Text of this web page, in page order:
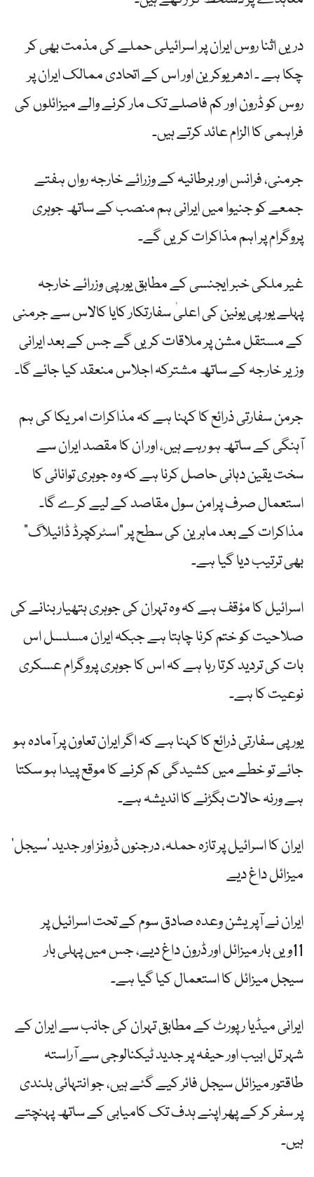
دریں اثنا روس ایران پر اسرائیلی حملے کی مذمت بھی کر
چکا ہے ۔ ادھر یوکرین اور اس کے اتحادی ممالک ایران پر
روس کو ڈرون اور کم فاصلے تک مار کرنے والے میزائلوں کی
فراہمی کا الزام عائد کرتے ہیں۔
جرمنی، فرانس اور برطانیہ کے وزرائے خارجہ رواں ہفتے
جمعے کو جنیوا میں ایرانی ہم منصب کے ساتھ جوہری
پروگرام پر اہم مذاکرات کریں گے۔
غیر ملکی خبر ایجنسی کے مطابق یورپی وزرائے خارجہ
پہلے یورپی یونین کی اعلیٰ سفارتکار کایا کالاس سے جرمنی
کے مستقل مشن پر ملاقات کریں گے جس کے بعد ایرانی
وزیر خارجہ کے ساتھ مشترکہ اجلاس منعقد کیا جائے گا۔
جرمن سفارتی ذرائع کا کہنا ہے کہ مذاکرات امریکا کی ہم
آہنگی کے ساتھ ہو رہے ہیں، اور ان کا مقصد ایران سے
سخت یقین دہانی حاصل کرنا ہے کہ وہ جوہری توانائی کا
استعمال صرف پرامن سول مقاصد کے لیے کرے گا۔
مذاکرات کے بعد ماہرین کی سطح پر “اسٹرکچرڈ ڈائیلاگ”
بھی ترتیب دیا گیا ہے۔
اسرائیل کا مؤقف ہے کہ وہ تہران کی جوہری ہتھیار بنانے کی
صلاحیت کو ختم کرنا چاہتا ہے جبکہ ایران مسلسل اس
بات کی تردید کرتا رہا ہے کہ اس کا جوہری پروگرام عسکری
نوعیت کا ہے۔
یورپی سفارتی ذرائع کا کہنا ہے کہ اگر ایران تعاون پر آمادہ ہو
جائے تو خطے میں کشیدگی کم کرنے کا موقع پیدا ہو سکتا
ہے ورنہ حالات بگڑنے کا اندیشہ ہے۔
ایران کا اسرائیل پر تازہ حملہ، درجنوں ڈرونز اور جدید ’سیجل‘
میزائل داغ دیے
ایران نے آپریشن وعدہ صادق سوم کے تحت اسرائیل پر
11ویں بار میزائل اور ڈرون داغ دیے، جس میں پہلی بار
سیجل میزائل کا استعمال کیا گیا ہے۔
ایرانی میڈیا رپورٹ کے مطابق تہران کی جانب سے ایران کے
شہر تل ابیب اور حیفہ پر جدید ٹیکنالوجی سے آراستہ
طاقتور میزائل سیجل فائر کیے گئے ہیں، جو انتہائی بلندی
پر سفر کر کے پھر اپنے ہدف تک کامیابی کے ساتھ پہنچتے
ہیں۔